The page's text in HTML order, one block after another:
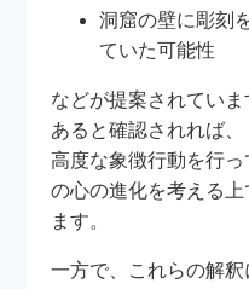
洞窟の壁に彫刻
ていた可能性
などが提案されてい
あると確認されれば
高度な象徴行動を行
の心の進化を考える
ます。
一方で、これらの解釈